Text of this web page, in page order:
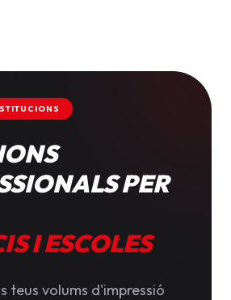
PER
I ESCOLES
teus volums d'impressió